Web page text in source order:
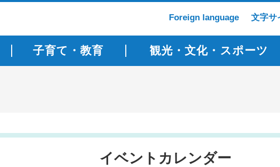
Foreign language 文字サ
子育て・教育 観光・文化・スポーツ
イベントカレンダー